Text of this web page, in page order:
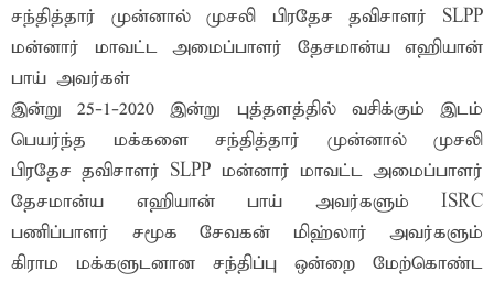
சந்தித்தார் முன்னால் முசலி பிரதேச தவிசாளர் SLPP
மன்னார் மாவட்ட அமைப்பாளர் தேசமான்ய எஹியான்
பாய் அவர்கள்
இன்று 25-1-2020 இன்று புத்தளத்தில் வசிக்கும் இடம்
பெயர்ந்த மக்களை சந்தித்தார் முன்னால் முசலி
பிரதேச தவிசாளர் SLPP மன்னார் மாவட்ட அமைப்பாளர்
தேசமான்ய எஹியான் பாய் அவர்களும் ISRC
பணிப்பாளர் சமூக சேவகன் மிஹ்லார் அவர்களும்
கிராம மக்களுடனான சந்திப்பு ஒன்றை மேற்கொண்ட